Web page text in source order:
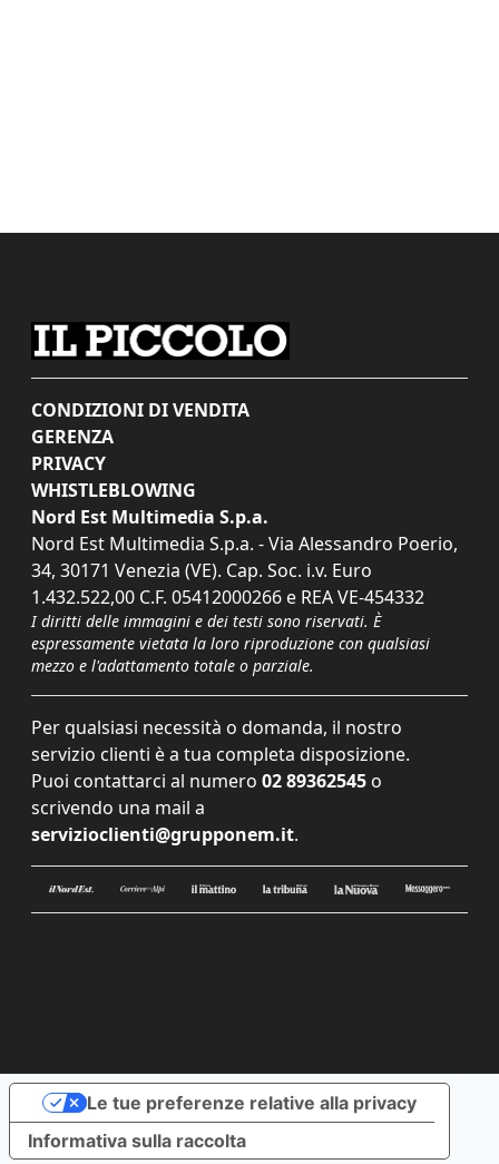
CONDIZIONI DI VENDITA
GERENZA
PRIVACY
WHISTLEBLOWING
Nord Est Multimedia S.p.a.
Nord Est Multimedia S.p.a. - Via Alessandro Poerio,
34, 30171 Venezia (VE). Cap. Soc. i.v. Euro
1.432.522,00 C.F. 05412000266 e REA VE-454332
I diritti delle immagini e dei testi sono riservati. È
espressamente vietata la loro riproduzione con qualsiasi
mezzo e l'adattamento totale o parziale.
Per qualsiasi necessità o domanda, il nostro
servizio clienti è a tua completa disposizione.
Puoi contattarci al numero 02 89362545 o
scrivendo una mail a
servizioclienti@grupponem.it.
Informativa sulla raccolta
Le tue preferenze relative alla privacy